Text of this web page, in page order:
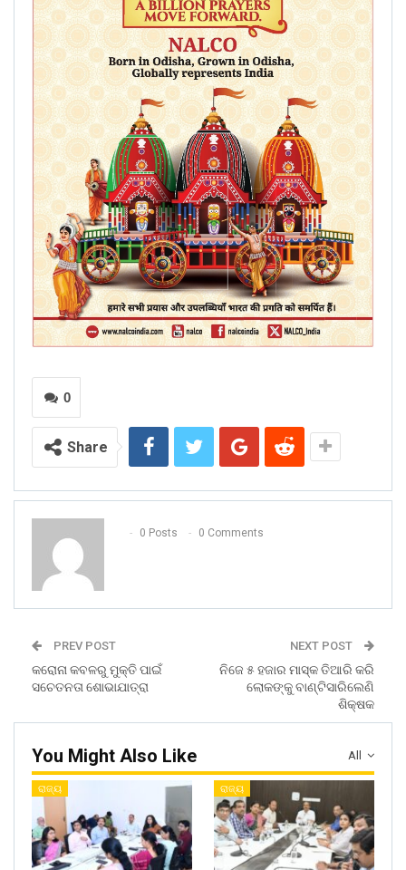
0
Share
0 Posts 0 Comments
PREV POST
କରୋନା କବଳରୁ ମୁକ୍ତି ପାଇଁ
ସଚେତନତା ଶୋଭାଯାତ୍ରା
NEXT POST
ନିଜେ ୫ ହଜାର ମାସ୍କ ତିଆରି କରି
ଲୋକଙ୍କୁ ବାଣ୍ଟିସାରିଲେଣି
ଶିକ୍ଷକ
All
You Might Also Like
ରାଜ୍ୟ ରାଜ୍ୟ